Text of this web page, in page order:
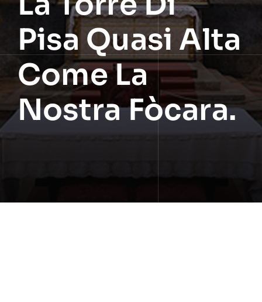
Pisa Quasi Alta
Come La
Nostra Fòcara.